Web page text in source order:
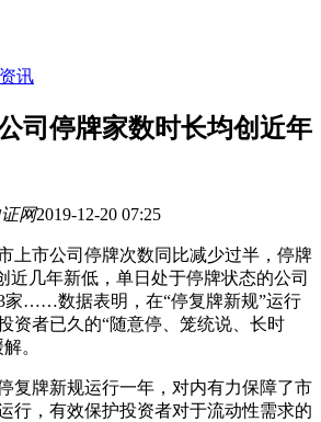
讯
司停牌家数时长均创近年
网2019-12-20 07:25
市公司停牌次数同比减少过半，停牌
近几年新低，单日处于停牌状态的公司
家……数据表明，在“停复牌新规”运行
资者已久的“随意停、笼统说、长时
。
牌新规运行一年，对内有力保障了市
行，有效保护投资者对于流动性需求的